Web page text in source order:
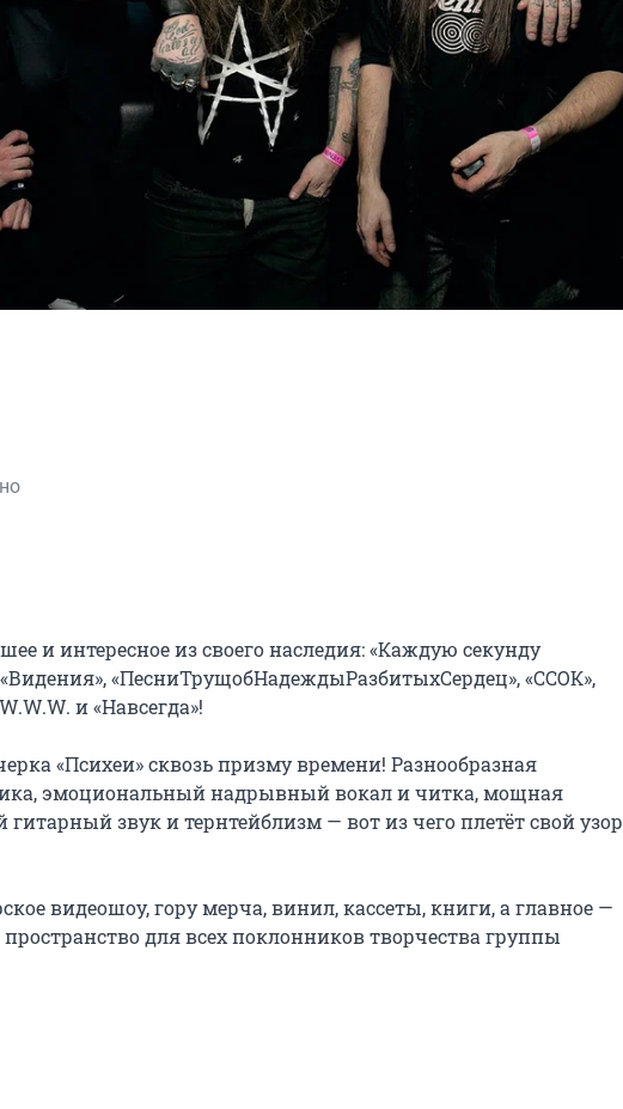
и интересное из своего наследия: «Каждую секунду
«ПесниТрущобНадеждыРазбитыхСердец», «ССОК»,
и «Навсегда»!
«Психеи» сквозь призму времени! Разнообразная
эмоциональный надрывный вокал и читка, мощная
звук и тернтейблизм — вот из чего плетёт свой узор
видеошоу, гору мерча, винил, кассеты, книги, а главное —
для всех поклонников творчества группы